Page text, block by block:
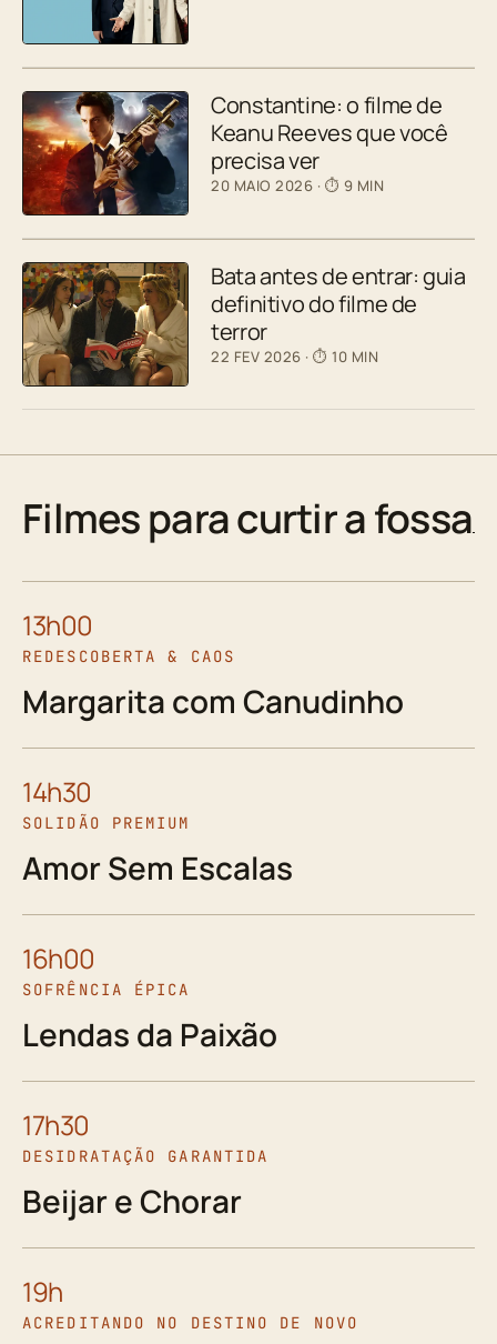
Constantine: o filme de
Keanu Reeves que você
precisa ver
20 MAIO 2026 · ⏱ 9 MIN
Bata antes de entrar: guia
definitivo do filme de
terror
22 FEV 2026 · ⏱ 10 MIN
Filmes para curtir a fossa
13h00
REDESCOBERTA & CAOS
Margarita com Canudinho
14h30
SOLIDÃO PREMIUM
Amor Sem Escalas
16h00
SOFRÊNCIA ÉPICA
Lendas da Paixão
17h30
DESIDRATAÇÃO GARANTIDA
Beijar e Chorar
19h
ACREDITANDO NO DESTINO DE NOVO